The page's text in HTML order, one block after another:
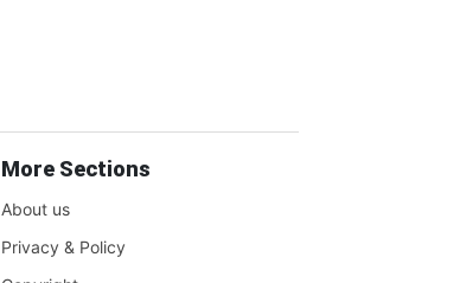
More Sections
About us
Privacy & Policy